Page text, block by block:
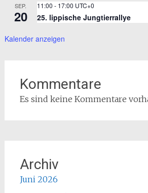
SEP.
20
11:00 - 17:00 UTC+0
25. lippische Jungtierrallye
Kalender anzeigen
Kommentare
Es sind keine Kommentare
Archiv
Juni 2026